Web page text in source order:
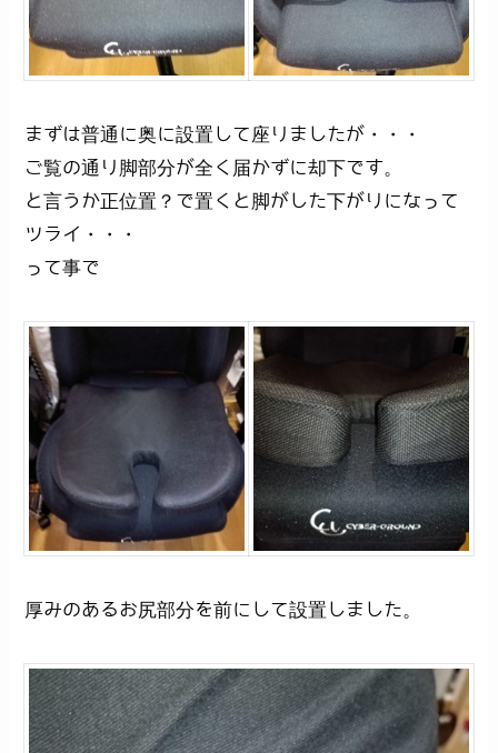
まずは普通に奥に設置して座りましたが・・・
ご覧の通り脚部分が全く届かずに却下です。
と言うか正位置？で置くと脚がした下がりになって
ツライ・・・
って事で
厚みのあるお尻部分を前にして設置しました。